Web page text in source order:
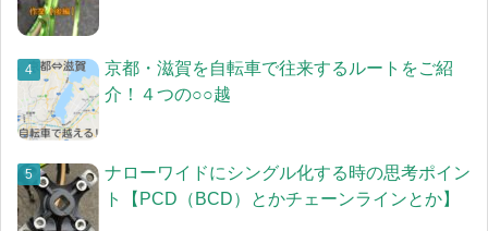
京都・滋賀を自転車で往来するルートをご紹
介！４つの○○越
ナローワイドにシングル化する時の思考ポイン
ト【PCD（BCD）とかチェーンラインとか】